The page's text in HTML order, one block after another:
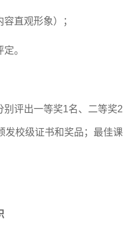
直观形象） ；
。
别 评出一等奖1名、二等奖2
发校级证书和奖品；最佳课